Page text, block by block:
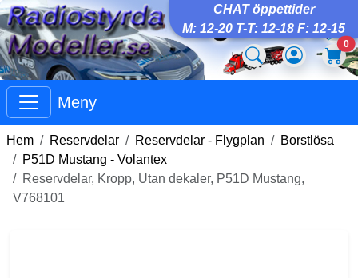
CHAT öppettider
M: 12-20 T-T: 12-18 F: 12-15
0
Meny
Hem Reservdelar Reservdelar - Flygplan
Borstlösa
P51D Mustang - Volantex
Reservdelar, Kropp, Utan dekaler, P51D Mustang,
V768101